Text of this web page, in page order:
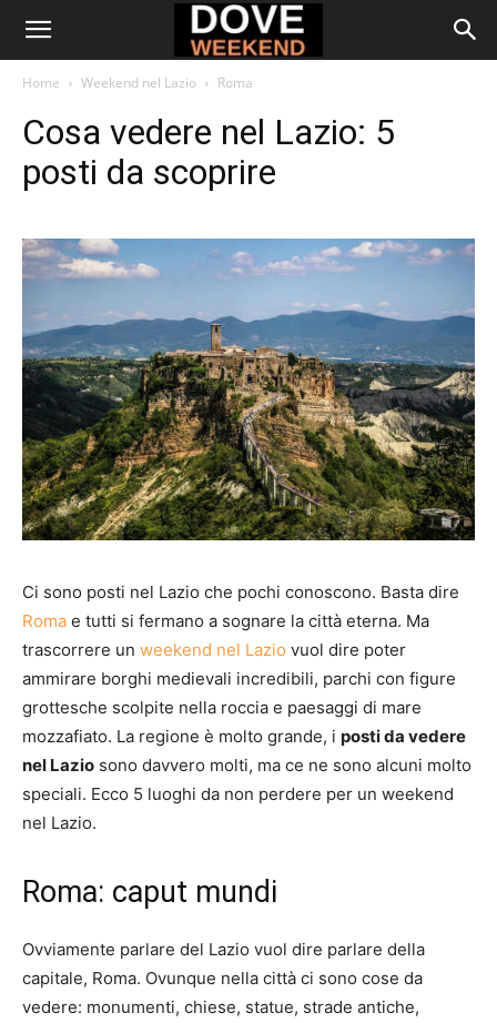
Home Weekend nel Lazio Roma
Cosa vedere nel Lazio: 5
posti da scoprire
Ci sono posti nel Lazio che pochi conoscono. Basta dire
Roma e tutti si fermano a sognare la città eterna. Ma
trascorrere un weekend nel Lazio vuol dire poter
ammirare borghi medievali incredibili, parchi con figure
grottesche scolpite nella roccia e paesaggi di mare
mozzafiato. La regione è molto grande, i posti da vedere
nel Lazio sono davvero molti, ma ce ne sono alcuni molto
speciali. Ecco 5 luoghi da non perdere per un weekend
nel Lazio.
Roma: caput mundi
Ovviamente parlare del Lazio vuol dire parlare della
capitale, Roma. Ovunque nella città ci sono cose da
vedere: monumenti, chiese, statue, strade antiche,